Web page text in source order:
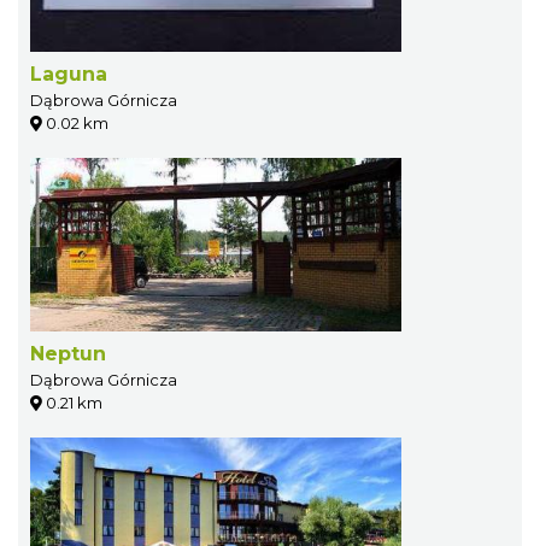
Laguna
Dąbrowa Górnicza
0.02 km
Neptun
Dąbrowa Górnicza
0.21 km